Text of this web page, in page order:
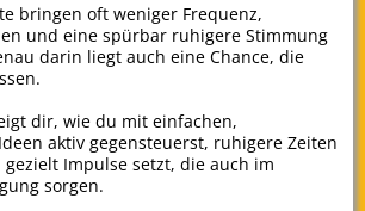
bringen oft weniger Frequenz,
und eine spürbar ruhigere Stimmung
darin liegt auch eine Chance, die
dir, wie du mit einfachen,
aktiv gegensteuerst, ruhigere Zeiten
Impulse setzt, die auch im
sorgen.